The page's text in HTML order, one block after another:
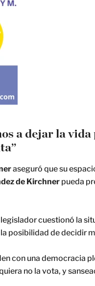
a dejar la
aseguró que su
de Kirchner pueda
cuestionó la
posibilidad de decidir
con una democracia
no la vota, y